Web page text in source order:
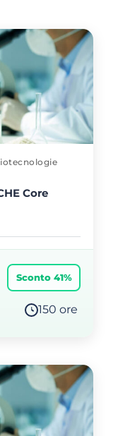
Core
Sconto 41%
150 ore